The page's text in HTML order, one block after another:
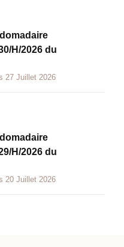
H/2026 du
27 Juillet 2026
H/2026 du
20 Juillet 2026